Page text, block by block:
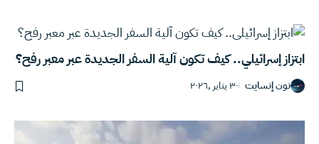
ابتزاز إسرائيلي.. كيف تكون آلية السفر الجديدة عبر معبر رفح؟
نون إنسايت ٣٠ يناير ,٢٠٢٦